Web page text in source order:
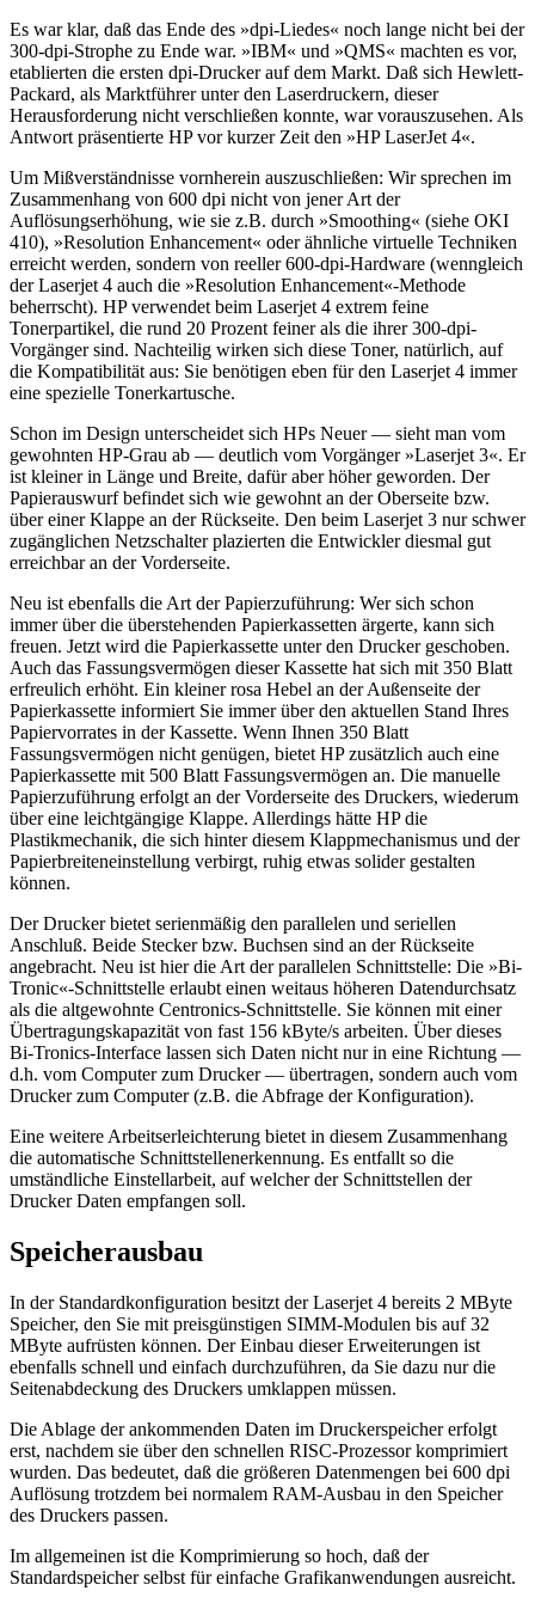
Es war klar, daß das Ende des »dpi-Liedes« noch lange nicht bei der
300-dpi-Strophe zu Ende war. »IBM« und »QMS« machten es vor,
etablierten die ersten dpi-Drucker auf dem Markt. Daß sich Hewlett-
Packard, als Marktführer unter den Laserdruckern, dieser
Herausforderung nicht verschließen konnte, war vorauszusehen. Als
Antwort präsentierte HP vor kurzer Zeit den »HP LaserJet 4«.
Um Mißverständnisse vornherein auszuschließen: Wir sprechen im
Zusammenhang von 600 dpi nicht von jener Art der
Auflösungserhöhung, wie sie z.B. durch »Smoothing« (siehe OKI
410), »Resolution Enhancement« oder ähnliche virtuelle Techniken
erreicht werden, sondern von reeller 600-dpi-Hardware (wenngleich
der Laserjet 4 auch die »Resolution Enhancement«-Methode
beherrscht). HP verwendet beim Laserjet 4 extrem feine
Tonerpartikel, die rund 20 Prozent feiner als die ihrer 300-dpi-
Vorgänger sind. Nachteilig wirken sich diese Toner, natürlich, auf
die Kompatibilität aus: Sie benötigen eben für den Laserjet 4 immer
eine spezielle Tonerkartusche.
Schon im Design unterscheidet sich HPs Neuer — sieht man vom
gewohnten HP-Grau ab — deutlich vom Vorgänger »Laserjet 3«. Er
ist kleiner in Länge und Breite, dafür aber höher geworden. Der
Papierauswurf befindet sich wie gewohnt an der Oberseite bzw.
über einer Klappe an der Rückseite. Den beim Laserjet 3 nur schwer
zugänglichen Netzschalter plazierten die Entwickler diesmal gut
erreichbar an der Vorderseite.
Neu ist ebenfalls die Art der Papierzuführung: Wer sich schon
immer über die überstehenden Papierkassetten ärgerte, kann sich
freuen. Jetzt wird die Papierkassette unter den Drucker geschoben.
Auch das Fassungsvermögen dieser Kassette hat sich mit 350 Blatt
erfreulich erhöht. Ein kleiner rosa Hebel an der Außenseite der
Papierkassette informiert Sie immer über den aktuellen Stand Ihres
Papiervorrates in der Kassette. Wenn Ihnen 350 Blatt
Fassungsvermögen nicht genügen, bietet HP zusätzlich auch eine
Papierkassette mit 500 Blatt Fassungsvermögen an. Die manuelle
Papierzuführung erfolgt an der Vorderseite des Druckers, wiederum
über eine leichtgängige Klappe. Allerdings hätte HP die
Plastikmechanik, die sich hinter diesem Klappmechanismus und der
Papierbreiteneinstellung verbirgt, ruhig etwas solider gestalten
können.
Der Drucker bietet serienmäßig den parallelen und seriellen
Anschluß. Beide Stecker bzw. Buchsen sind an der Rückseite
angebracht. Neu ist hier die Art der parallelen Schnittstelle: Die »Bi-
Tronic«-Schnittstelle erlaubt einen weitaus höheren Datendurchsatz
als die altgewohnte Centronics-Schnittstelle. Sie können mit einer
Übertragungskapazität von fast 156 kByte/s arbeiten. Über dieses
Bi-Tronics-Interface lassen sich Daten nicht nur in eine Richtung —
d.h. vom Computer zum Drucker — übertragen, sondern auch vom
Drucker zum Computer (z.B. die Abfrage der Konfiguration).
Eine weitere Arbeitserleichterung bietet in diesem Zusammenhang
die automatische Schnittstellenerkennung. Es entfallt so die
umständliche Einstellarbeit, auf welcher der Schnittstellen der
Drucker Daten empfangen soll.
Speicherausbau
In der Standardkonfiguration besitzt der Laserjet 4 bereits 2 MByte
Speicher, den Sie mit preisgünstigen SIMM-Modulen bis auf 32
MByte aufrüsten können. Der Einbau dieser Erweiterungen ist
ebenfalls schnell und einfach durchzuführen, da Sie dazu nur die
Seitenabdeckung des Druckers umklappen müssen.
Die Ablage der ankommenden Daten im Druckerspeicher erfolgt
erst, nachdem sie über den schnellen RISC-Prozessor komprimiert
wurden. Das bedeutet, daß die größeren Datenmengen bei 600 dpi
Auflösung trotzdem bei normalem RAM-Ausbau in den Speicher
des Druckers passen.
Im allgemeinen ist die Komprimierung so hoch, daß der
Standardspeicher selbst für einfache Grafikanwendungen ausreicht.